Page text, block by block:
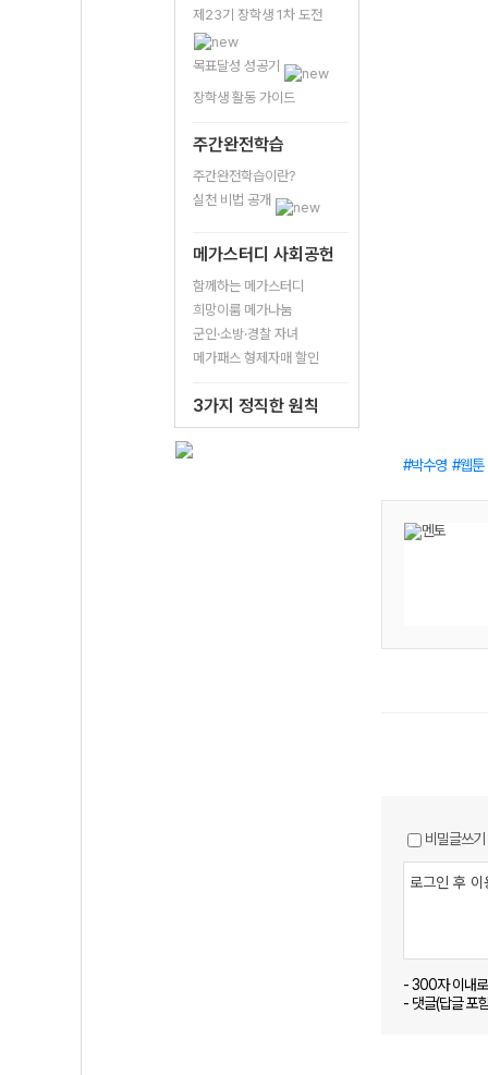
제23기 장학생 1차 도전
목표달성 성공기
장학생 활동 가이드
주간완전학습
주간완전학습이란?
실천 비법 공개
메가스터디 사회공헌
함께하는 메가스터디
희망이룸 메가나눔
군인·소방·경찰 자녀
메가패스 형제자매 할인
3가지 정직한 원칙
박수영 웹툰
비밀글쓰기
- 300자 이내
- 댓글(답글 포